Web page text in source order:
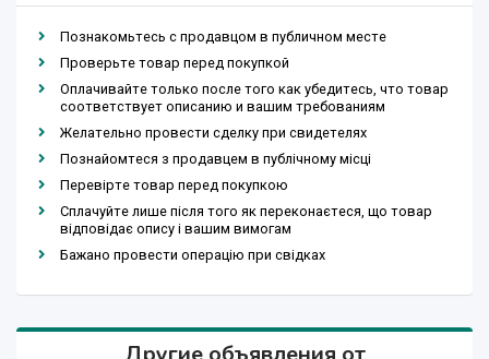
Познакомьтесь с продавцом в публичном месте
Проверьте товар перед покупкой
Оплачивайте только после того как убедитесь, что товар
соответствует описанию и вашим требованиям
Желательно провести сделку при свидетелях
Познайомтеся з продавцем в публічному місці
Перевірте товар перед покупкою
Сплачуйте лише після того як переконаєтеся, що товар
відповідає опису і вашим вимогам
Бажано провести операцію при свідках